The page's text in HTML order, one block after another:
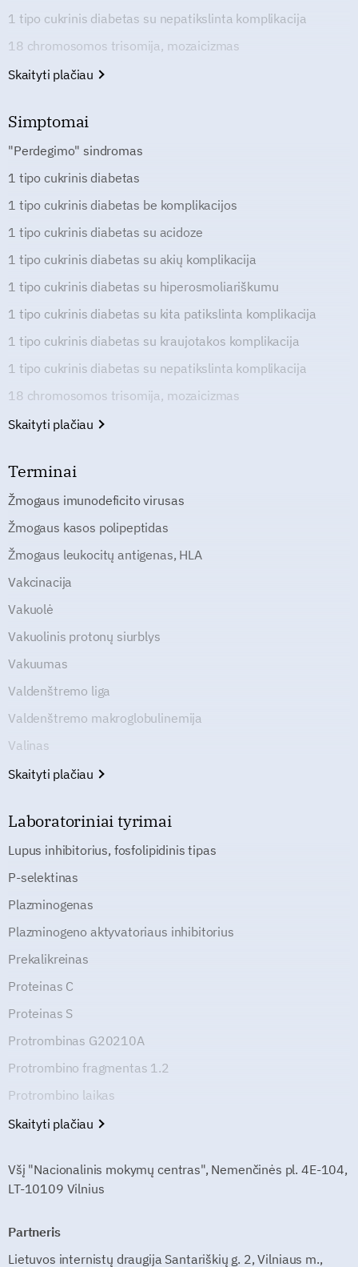
1 tipo cukrinis diabetas su nepatikslinta komplikacija
18 chromosomos trisomija, mozaicizmas
Skaityti plačiau
Simptomai
"Perdegimo" sindromas
1 tipo cukrinis diabetas
1 tipo cukrinis diabetas be komplikacijos
1 tipo cukrinis diabetas su acidoze
1 tipo cukrinis diabetas su akių komplikacija
1 tipo cukrinis diabetas su hiperosmoliariškumu
1 tipo cukrinis diabetas su kita patikslinta komplikacija
1 tipo cukrinis diabetas su kraujotakos komplikacija
1 tipo cukrinis diabetas su nepatikslinta komplikacija
18 chromosomos trisomija, mozaicizmas
Skaityti plačiau
Terminai
Žmogaus imunodeficito virusas
Žmogaus kasos polipeptidas
Žmogaus leukocitų antigenas, HLA
Vakcinacija
Vakuolė
Vakuolinis protonų siurblys
Vakuumas
Valdenštremo liga
Valdenštremo makroglobulinemija
Valinas
Skaityti plačiau
Laboratoriniai tyrimai
Lupus inhibitorius, fosfolipidinis tipas
P-selektinas
Plazminogenas
Plazminogeno aktyvatoriaus inhibitorius
Prekalikreinas
Proteinas C
Proteinas S
Protrombinas G20210A
Protrombino fragmentas 1.2
Protrombino laikas
Skaityti plačiau
Všį "Nacionalinis mokymų centras", Nemenčinės pl. 4E-104,
LT-10109 Vilnius
Partneris
Lietuvos internistų draugija Santariškių g. 2, Vilniaus m.,